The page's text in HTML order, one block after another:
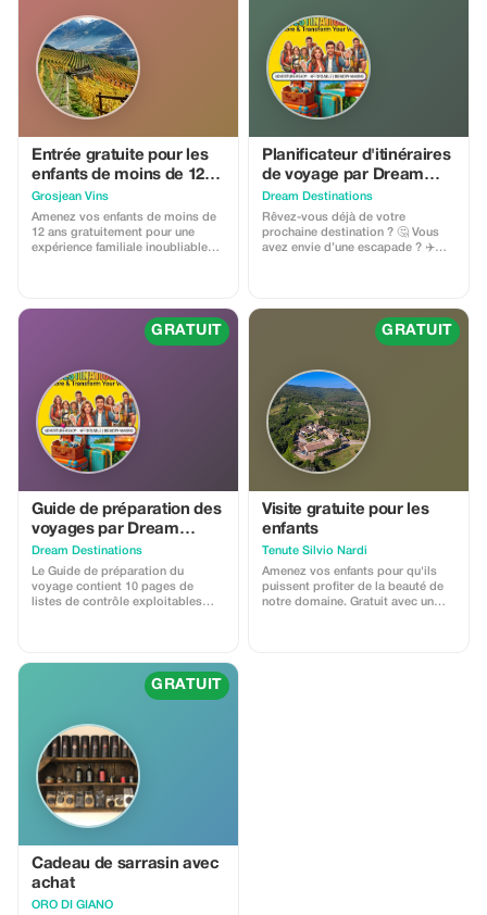
Entrée gratuite pour les
enfants de moins de 12
ans
Grosjean Vins
Amenez vos enfants de moins de
12 ans gratuitement pour une
expérience familiale inoubliable
Planificateur d'itinéraires
de voyage par Dream
Destinations ✈
Dream Destinations
Rêvez-vous déjà de votre
prochaine destination ? 🤔 Vous
avez envie d’une escapade ? ✈️
aidera à y arriver ! Facile à utiliser
: ajoutez la destination et les
dates 🗓 fixez un budget 🎉
planificateur génère des résultats
💖 téléchargez → recherchez des
vols, etc.
GRATUIT
Guide de préparation des
voyages par Dream
Destinations
Dream Destinations
Le Guide de préparation du
voyage contient 10 pages de
listes de contrôle exploitables
voyager comme un professionnel.
✈ Ils incluent : Liste de vérification
pour la planification financière 💲
Système de maîtrise d'emballage
💼 Guide de préparation à
domicile 🏡 Visitez
GRATUIT
Visite gratuite pour les
enfants
Tenute Silvio Nardi
Amenez vos enfants pour qu'ils
puissent profiter de la beauté de
notre domaine. Gratuit avec un
GRATUIT
Cadeau de sarrasin avec
achat
ORO DI GIANO